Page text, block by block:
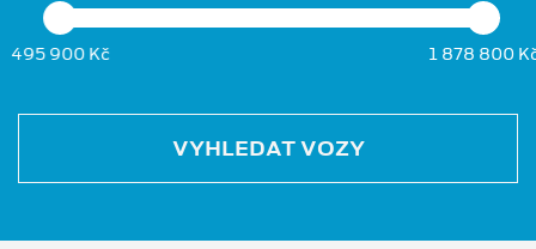
495 900 Kč 1 878 800
VYHLEDAT VOZY